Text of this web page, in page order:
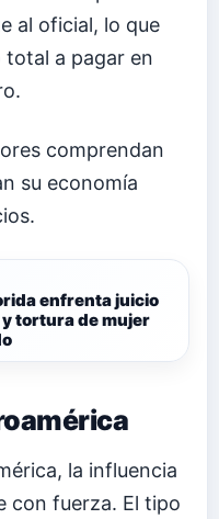
al oficial, lo que
a pagar en
comprendan
su economía
enfrenta juicio
tortura de mujer
la influencia
con fuerza. El tipo